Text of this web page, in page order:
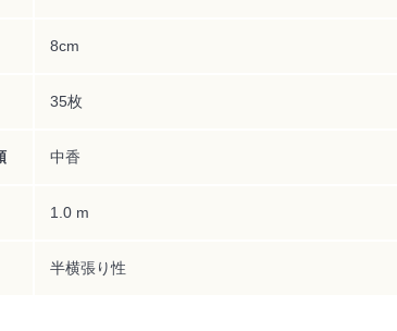
8cm
35枚
中香
1.0 m
半横張り性